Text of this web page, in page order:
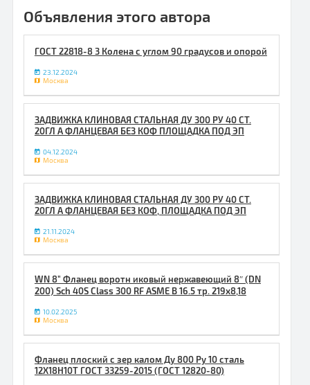
Объявления этого автора
ГОСТ 22818-8 3 Колена с углом 90 градусов и опорой
23.12.2024
Москва
ЗАДВИЖКА КЛИНОВАЯ СТАЛЬНАЯ ДУ 300 РУ 40 СТ.
20ГЛ А ФЛАНЦЕВАЯ БЕЗ КОФ ПЛОЩАДКА ПОД ЭП
04.12.2024
Москва
ЗАДВИЖКА КЛИНОВАЯ СТАЛЬНАЯ ДУ 300 РУ 40 СТ.
20ГЛ А ФЛАНЦЕВАЯ БЕЗ КОФ, ПЛОЩAДКA ПОД ЭП
21.11.2024
Москва
WN 8" Фланец воротн иковый нержавеющий 8″ (DN
200) Sch 40S Class 300 RF ASME B 16.5 тр. 219х8,18
10.02.2025
Москва
Фланец плоский с зер калом Ду 800 Ру 10 сталь
12Х18Н10Т ГОСТ 33259-2015 (ГОСТ 12820-80)